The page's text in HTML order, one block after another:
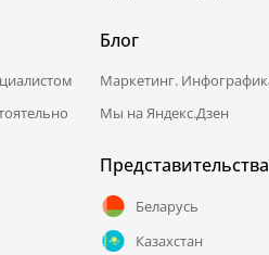
Блог
Маркетинг.
Мы на Яндекс.Дзен
Представительства
Беларусь
Казахстан